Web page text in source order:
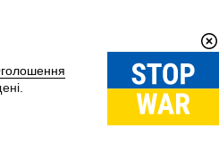
Вгору↑